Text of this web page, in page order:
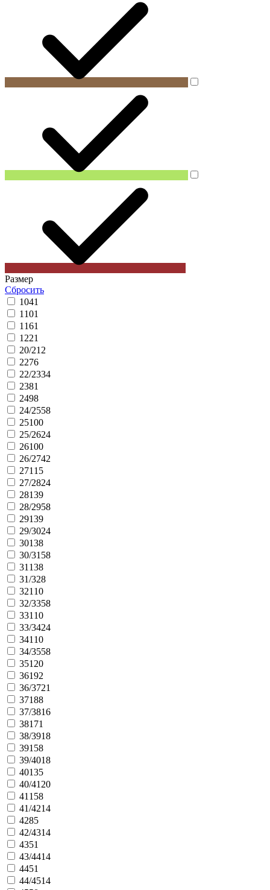
Размер
Сбросить
1041
1101
1161
1221
20/21 2
2276
22/2334
2381
2498
24/2558
25100
25/2624
26100
26/2742
27115
27/2824
28139
28/2958
29139
29/3024
30138
30/31 58
31 138
31/328
32110
32/3358
33110
33/3424
34110
34/3558
35120
36192
36/3721
37188
37/3816
38171
38/3918
39158
39/4018
40135
40/41 20
41 158
41/4214
4285
42/4314
4351
43/4414
4451
44/4514